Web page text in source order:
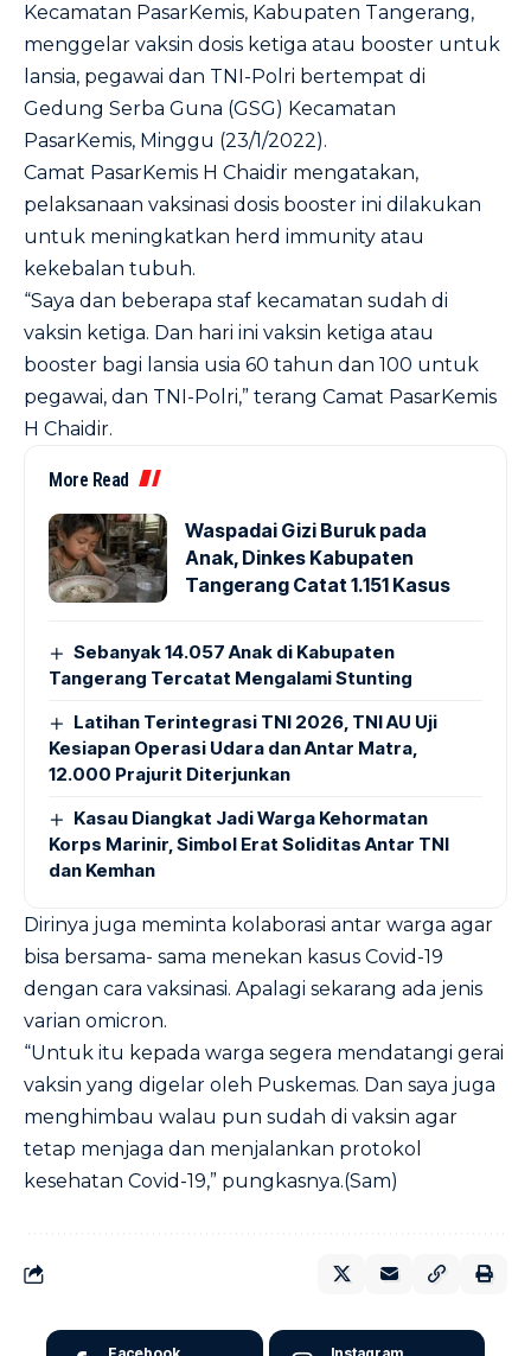
Kecamatan PasarKemis, Kabupaten Tangerang,
menggelar vaksin dosis ketiga atau booster untuk
lansia, pegawai dan TNI-Polri bertempat di
Gedung Serba Guna (GSG) Kecamatan
PasarKemis, Minggu (23/1/2022).
Camat PasarKemis H Chaidir mengatakan,
pelaksanaan vaksinasi dosis booster ini dilakukan
untuk meningkatkan herd immunity atau
kekebalan tubuh.
“Saya dan beberapa staf kecamatan sudah di
vaksin ketiga. Dan hari ini vaksin ketiga atau
booster bagi lansia usia 60 tahun dan 100 untuk
pegawai, dan TNI-Polri,” terang Camat PasarKemis
H Chaidir.
More Read
Waspadai Gizi Buruk pada
Anak, Dinkes Kabupaten
Tangerang Catat 1.151 Kasus
Sebanyak 14.057 Anak di Kabupaten
Tangerang Tercatat Mengalami Stunting
Latihan Terintegrasi TNI 2026, TNI AU Uji
Kesiapan Operasi Udara dan Antar Matra,
12.000 Prajurit Diterjunkan
Kasau Diangkat Jadi Warga Kehormatan
Korps Marinir, Simbol Erat Soliditas Antar TNI
dan Kemhan
Dirinya juga meminta kolaborasi antar warga agar
bisa bersama- sama menekan kasus Covid-19
dengan cara vaksinasi. Apalagi sekarang ada jenis
varian omicron.
“Untuk itu kepada warga segera mendatangi gerai
vaksin yang digelar oleh Puskemas. Dan saya juga
menghimbau walau pun sudah di vaksin agar
tetap menjaga dan menjalankan protokol
kesehatan Covid-19,” pungkasnya.(Sam)